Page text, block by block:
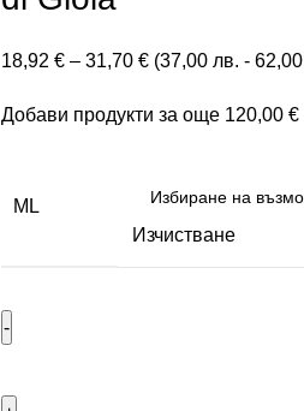
18,92 € – 31,70 € (37,00 лв. - 62,00
Добави продукти за още 120,00 €
ML
Изчистване